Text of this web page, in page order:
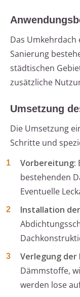
Das
Sanierung
städtischen
zusätzliche
Umsetzung
Die Umsetzung
Schritte und
Vorbereitung:
bestehenden
Eventuelle
Installation
Verlegung der
Dämmstoffe,
werden lose